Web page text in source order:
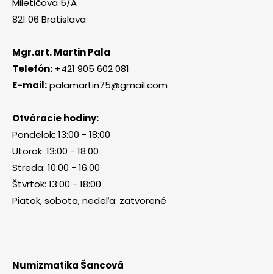
Miletičova 5/A
821 06 Bratislava
Mgr.art. Martin Pala
Telefón: +421 905 602 081
E-mail:palamartin75@gmail.com
Otváracie hodiny:
Pondelok: 13:00 - 18:00
Utorok: 13:00 - 18:00
Streda: 10:00 - 16:00
Štvrtok: 13:00 - 18:00
Piatok, sobota, nedeľa: zatvorené
Numizmatika Šancová